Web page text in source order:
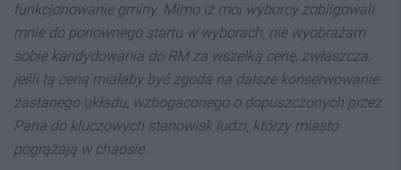
funkcjonowanie gminy. Mimo iż moi wyborcy zobligowali
mnie do ponownego startu w wyborach, nie wyobrażam
sobie kandydowania do RM za wszelką cenę, zwłaszcza,
jeśli tą ceną miałaby być zgoda na dalsze konserwowanie
zastanego układu, wzbogaconego o dopuszczonych przez
Pana do kluczowych stanowisk ludzi, którzy miasto
pogrążają w chaosie.